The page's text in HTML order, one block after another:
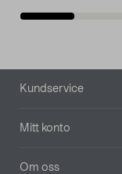
Sidfot
Kundservice
Mitt konto
Om oss